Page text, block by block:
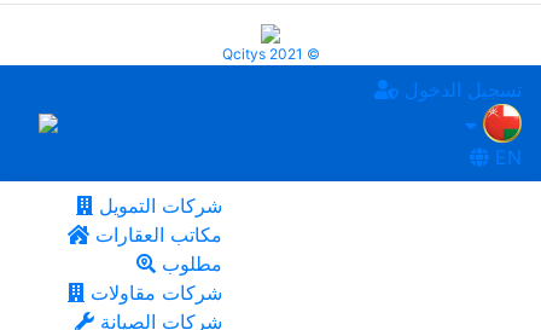
Qcitys 2021 ©
تسجيل الدخول
EN
شركات التمويل
مكاتب العقارات
مطلوب
شركات مقاولات
شركات الصيانة